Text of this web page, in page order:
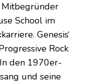
Mitbegründer
School im
Genesis‘
Rock
den 1970er-
und seine